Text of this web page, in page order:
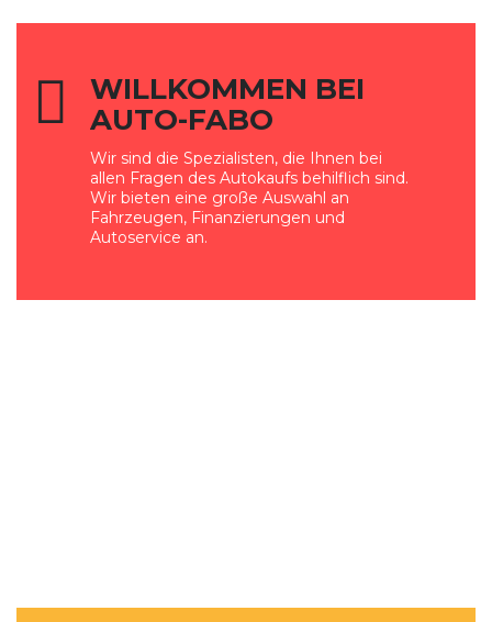
WILLKOMMEN BEI
AUTO-FABO
Wir sind die Spezialisten, die Ihnen bei
allen Fragen des Autokaufs behilflich sind.
Wir bieten eine große Auswahl an
Fahrzeugen, Finanzierungen und
Autoservice an.